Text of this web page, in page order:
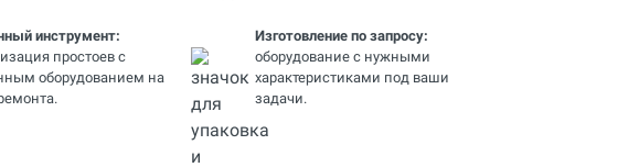
инструмент:
простоев с
оборудованием на
Изготовление по запросу:
оборудование с нужными
характеристиками под ваши
задачи.